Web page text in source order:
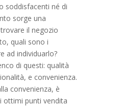
soddisfacenti né di
sorge una
il negozio
quali sono i
ad individuarlo?
di questi: qualità
e convenienza.
convenienza, è
ottimi punti vendita